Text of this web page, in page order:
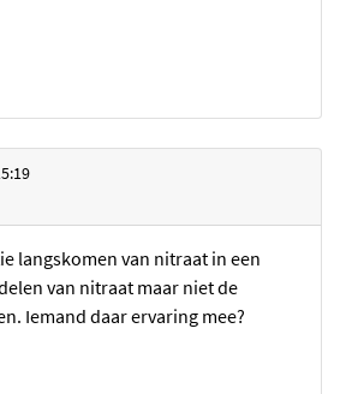
langskomen van nitraat in een
van nitraat maar niet de
Iemand daar ervaring mee?